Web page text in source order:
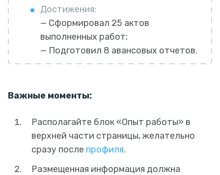
Достижения:
— Сформировал 25 актов
выполненных работ;
— Подготовил 8 авансовых отчетов.
Важные моменты:
Располагайте блок «Опыт работы» в
верхней части страницы, желательно
сразу после профиля.
Размещенная информация должна